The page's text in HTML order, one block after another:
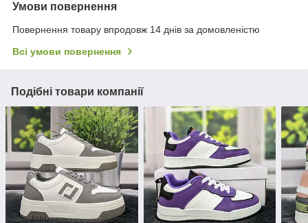
Умови повернення
Повернення товару впродовж 14 днів за домовленістю
Всі умови повернення
Подібні товари компанії